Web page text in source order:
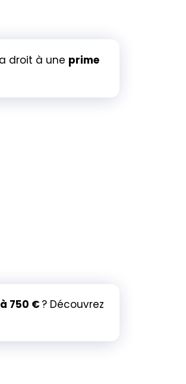
droit à une prime
750 € ? Découvrez